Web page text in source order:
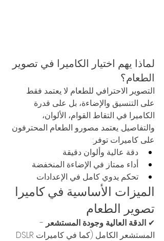
لماذا يهم اختيار الكاميرا في تصوير
الطعام؟
التصوير الاحترافي للطعام لا يعتمد فقط
على التنسيق والإضاءة، بل على قدرة
الكاميرا في التقاط القوام، الألوان،
والتفاصيل. يعتمد مصورو الطعام المحترفون
على كاميرات توفر:
دقة عالية وألوان دقيقة
أداء ممتاز في الإضاءة المنخفضة
تحكم يدوي كامل في الإعدادات
الميزات الأساسية في كاميرا
تصوير الطعام
✔ الدقة العالية وجودة المستشعر -